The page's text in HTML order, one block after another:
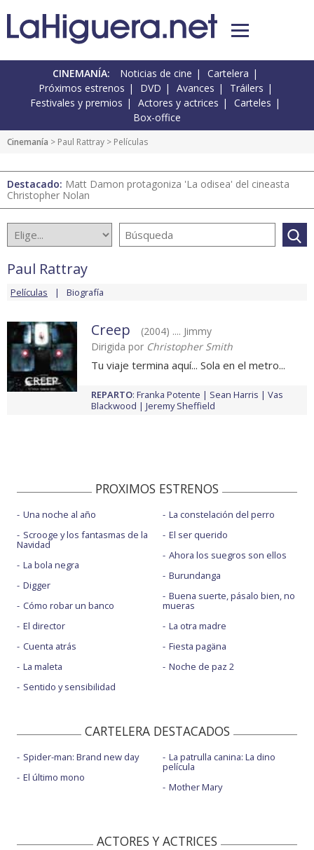
CINEMANÍA: Noticias de cine
Cartelera
Próximos estrenos
DVD Avances
Tráilers
Festivales y premios
Actores y actrices
Carteles
Box-office
Cinemanía > Paul Rattray > Películas
Destacado: Matt Damon protagoniza 'La odisea' del cineasta
Christopher Nolan
Paul Rattray
Películas Biografía
Creep
(2004) .... Jimmy
Dirigida por Christopher Smith
Tu viaje termina aquí... Sola en el metro...
REPARTO: Franka Potente Sean Harris
Vas
Blackwood
Jeremy Sheffield
PROXIMOS ESTRENOS
Una noche al año
Scrooge y los fantasmas de la
Navidad
La bola negra
Digger
Cómo robar un banco
El director
Cuenta atrás
La maleta
Sentido y sensibilidad
La constelación del perro
El ser querido
Ahora los suegros son ellos
Burundanga
Buena suerte, pásalo bien, no
mueras
La otra madre
Fiesta pagäna
Noche de paz 2
CARTELERA DESTACADOS
Spider-man: Brand new day
El último mono
La patrulla canina: La dino
película
Mother Mary
ACTORES Y ACTRICES